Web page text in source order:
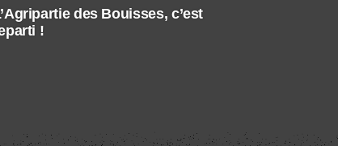
des Bouisses, c’est
!